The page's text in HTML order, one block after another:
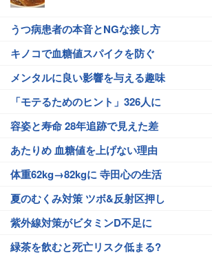
うつ病患者の本音とNGな接し方
キノコで血糖値スパイクを防ぐ
メンタルに良い影響を与える趣味
「モテるためのヒント」326人に
容姿と寿命 28年追跡で見えた差
あたりめ 血糖値を上げない理由
体重62kg→82kgに 寺田心の生活
夏のむくみ対策 ツボ&反射区押し
紫外線対策がビタミンD不足に
緑茶を飲むと死亡リスク低まる?